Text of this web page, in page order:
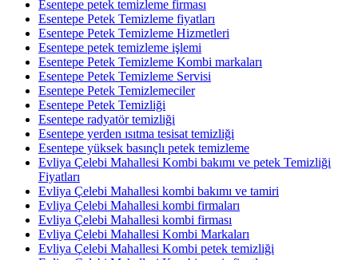
Esentepe petek temizleme firması
Esentepe Petek Temizleme fiyatları
Esentepe Petek Temizleme Hizmetleri
Esentepe petek temizleme işlemi
Esentepe Petek Temizleme Kombi markaları
Esentepe Petek Temizleme Servisi
Esentepe Petek Temizlemeciler
Esentepe Petek Temizliği
Esentepe radyatör temizliği
Esentepe yerden ısıtma tesisat temizliği
Esentepe yüksek basınçlı petek temizleme
Evliya Çelebi Mahallesi Kombi bakımı ve petek Temizliği
Fiyatları
Evliya Çelebi Mahallesi kombi bakımı ve tamiri
Evliya Çelebi Mahallesi kombi firmaları
Evliya Çelebi Mahallesi kombi firması
Evliya Çelebi Mahallesi Kombi Markaları
Evliya Çelebi Mahallesi Kombi petek temizliği